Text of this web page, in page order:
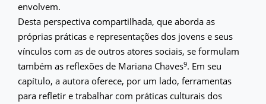
envolvem.
Desta perspectiva compartilhada, que aborda as
próprias práticas e representações dos jovens e seus
vínculos com as de outros atores sociais, se formulam
também as reflexões de Mariana Chaves9. Em seu
capítulo, a autora oferece, por um lado, ferramentas
para refletir e trabalhar com práticas culturais dos